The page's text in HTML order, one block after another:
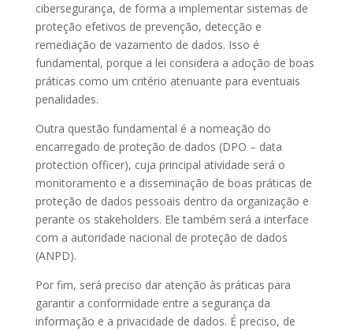
cibersegurança, de forma a implementar sistemas de
proteção efetivos de prevenção, detecção e
remediação de vazamento de dados. Isso é
fundamental, porque a lei considera a adoção de boas
práticas como um critério atenuante para eventuais
penalidades.
Outra questão fundamental é a nomeação do
encarregado de proteção de dados (DPO – data
protection officer), cuja principal atividade será o
monitoramento e a disseminação de boas práticas de
proteção de dados pessoais dentro da organização e
perante os stakeholders. Ele também será a interface
com a autoridade nacional de proteção de dados
(ANPD).
Por fim, será preciso dar atenção às práticas para
garantir a conformidade entre a segurança da
informação e a privacidade de dados. É preciso, de